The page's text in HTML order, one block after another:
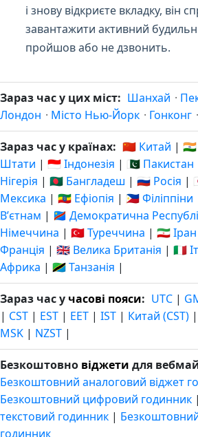
і знову відкриєте вкладку, він
завантажити активний
пройшов або не дзвонить.
Зараз час у цих міст: Шанхай ·
Лондон · Місто Нью-Йорк · Гонконг ·
Зараз час у країнах: 🇨🇳 Китай | 🇮🇳
Штати | 🇮🇩 Індонезія | 🇵🇰 Пакистан
Нігерія | 🇧🇩 Бангладеш | 🇷🇺 Росія |
Мексика | 🇪🇹 Ефіопія | 🇵🇭 Філіппіни
Вʼєтнам | 🇨🇩 Демократична
Німеччина | 🇹🇷 Туреччина | 🇮🇷 Іран
Франція | 🇬🇧 Велика Британія | 🇮🇹
Африка | 🇹🇿 Танзанія |
Зараз час у часові пояси: UTC |
| CST | EST | EET | IST | Китай (CST) |
MSK | NZST |
Безкоштовно віджети для
Безкоштовний аналоговий віджет
Безкоштовний цифровий годинник |
текстовий годинник |
годинник